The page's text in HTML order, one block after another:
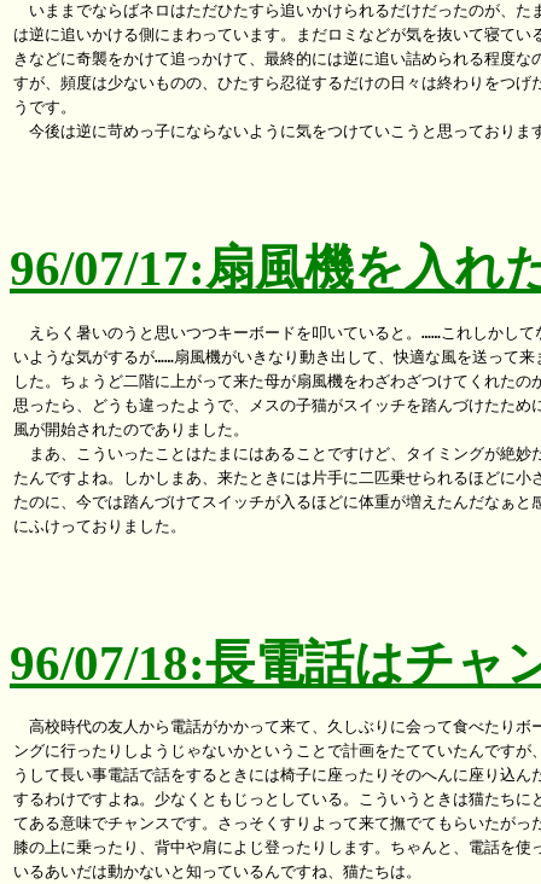
いままでならばネロはただひたすら追いかけられるだけだったのが、た
は逆に追いかける側にまわっています。まだロミなどが気を抜いて寝てい
きなどに奇襲をかけて追っかけて、最終的には逆に追い詰められる程度な
すが、頻度は少ないものの、ひたすら忍従するだけの日々は終わりをつげ
うです。
今後は逆に苛めっ子にならないように気をつけていこうと思っておりま
96/07/17:扇風機を入れ
えらく暑いのうと思いつつキーボードを叩いていると。……これしかして
いような気がするが……扇風機がいきなり動き出して、快適な風を送って来
した。ちょうど二階に上がって来た母が扇風機をわざわざつけてくれたの
思ったら、どうも違ったようで、メスの子猫がスイッチを踏んづけたため
風が開始されたのでありました。
まあ、こういったことはたまにはあることですけど、タイミングが絶妙
たんですよね。しかしまあ、来たときには片手に二匹乗せられるほどに小
たのに、今では踏んづけてスイッチが入るほどに体重が増えたんだなぁと
にふけっておりました。
96/07/18:長電話はチャ
高校時代の友人から電話がかかって来て、久しぶりに会って食べたりボ
ングに行ったりしようじゃないかということで計画をたてていたんですが
うして長い事電話で話をするときには椅子に座ったりそのへんに座り込ん
するわけですよね。少なくともじっとしている。こういうときは猫たちに
てある意味でチャンスです。さっそくすりよって来て撫でてもらいたがっ
膝の上に乗ったり、背中や肩によじ登ったりします。ちゃんと、電話を使
いるあいだは動かないと知っているんですね、猫たちは。